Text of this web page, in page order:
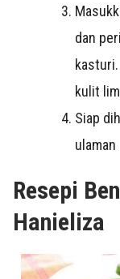
dan
kulit
Siap
ulaman
Resepi
Hanieliza